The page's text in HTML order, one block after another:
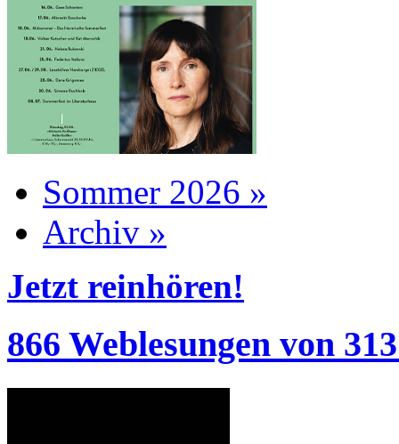
Sommer 2026 »
Archiv »
Jetzt reinhören!
866 Weblesungen von